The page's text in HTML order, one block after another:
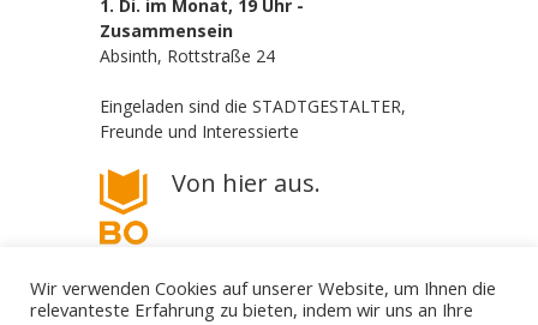
1. Di. im Monat, 19 Uhr -
Zusammensein
Absinth, Rottstraße 24
Eingeladen sind die STADTGESTALTER,
Freunde und Interessierte
Von hier aus.
Wir verwenden Cookies auf unserer Website, um Ihnen die
relevanteste Erfahrung zu bieten, indem wir uns an Ihre